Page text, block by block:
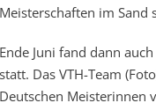
Meisterschaften im Sand
Ende Juni fand dann
statt. Das VTH-Team
Deutschen Meisterinnen